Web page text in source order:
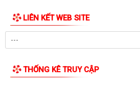
Xã Thượng Hồng chủ động ứng phó với
LIÊN KẾT WEB SITE
THỐNG KÊ TRUY CẬP